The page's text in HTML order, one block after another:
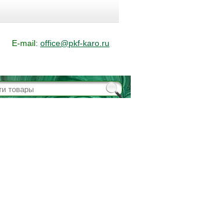
E-mail: office@pkf-karo.ru